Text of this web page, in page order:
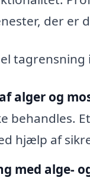
der er
alger og
behandles.
hjælp af
med alge-